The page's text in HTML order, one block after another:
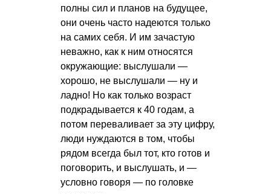
полны сил и планов на будущее,
они очень часто надеются только
на самих себя. И им зачастую
неважно, как к ним относятся
окружающие: выслушали —
хорошо, не выслушали — ну и
ладно! Но как только возраст
подкрадывается к 40 годам, а
потом переваливает за эту цифру,
люди нуждаются в том, чтобы
рядом всегда был тот, кто готов и
поговорить, и выслушать, и —
условно говоря — по головке